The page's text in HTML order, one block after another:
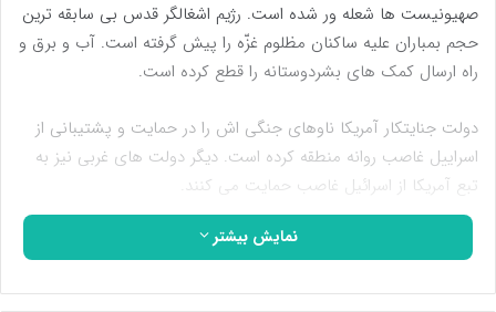
صهیونیست ها شعله ور شده است. رژیم اشغالگر قدس بی سابقه ترین
حجم بمباران علیه ساکنان مظلوم غزّه را پیش گرفته است. آب و برق و
راه ارسال کمک های بشردوستانه را قطع کرده است.
دولت جنایتکار آمریکا ناوهای جنگی اش را در حمایت و پشتیبانی از
اسراییل غاصب روانه منطقه کرده است. دیگر دولت های غربی نیز به
تبع آمریکا از اسرائیل غاصب حمایت می کنند.
ملل جهان شاهد گسترده ترین حجم ظلم و ستم بر مردم بی گناه
رسانی از مردم مظلوم فلسطین هستند.
نمایش بیشتر